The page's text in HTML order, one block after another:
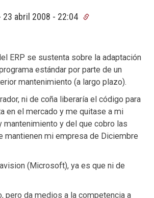
23 abril 2008 - 22:04
ERP se sustenta sobre la adaptación
estándar por parte de un
mantenimiento (a largo plazo).
ni de coña liberaría el código para
en el mercado y me quitase a mi
mantenimiento y del que cobro las
mantienen mi empresa de Diciembre
(Microsoft), ya es que ni de
pero da medios a la competencia a